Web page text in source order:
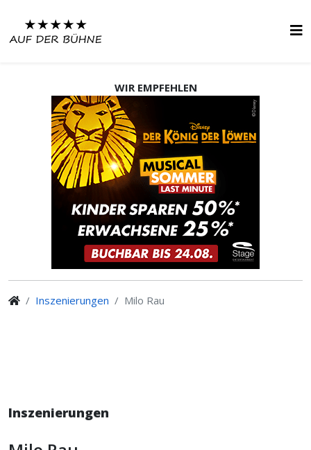
WIR EMPFEHLEN
Inszenierungen Milo Rau
Inszenierungen